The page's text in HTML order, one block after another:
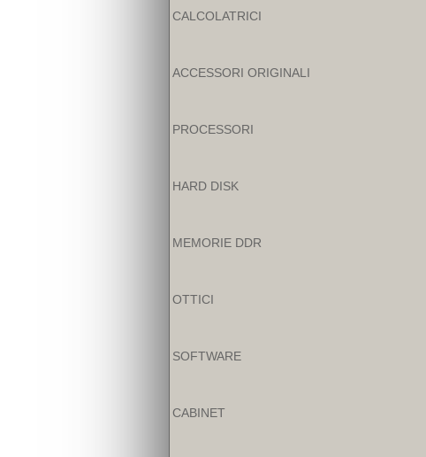
CALCOLATRICI
ACCESSORI ORIGINALI
PROCESSORI
HARD DISK
MEMORIE DDR
OTTICI
SOFTWARE
CABINET